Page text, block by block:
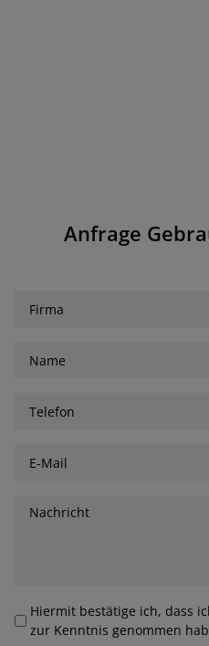
Anfrage
Hiermit bestätige ich, dass
zur Kenntnis genommen